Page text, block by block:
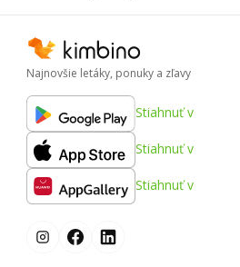
Najnovšie letáky, ponuky a zľavy
Stiahnuť v
Stiahnuť v
Stiahnuť v